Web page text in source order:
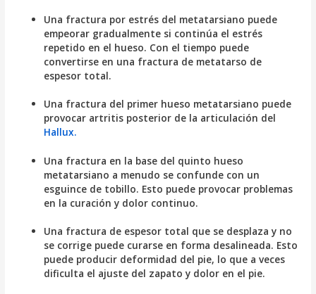
Una fractura por estrés del metatarsiano puede
empeorar gradualmente si continúa el estrés
repetido en el hueso. Con el tiempo puede
convertirse en una fractura de metatarso de
espesor total.
Una fractura del primer hueso metatarsiano puede
provocar artritis posterior de la articulación del
Hallux.
Una fractura en la base del quinto hueso
metatarsiano a menudo se confunde con un
esguince de tobillo. Esto puede provocar problemas
en la curación y dolor continuo.
Una fractura de espesor total que se desplaza y no
se corrige puede curarse en forma desalineada. Esto
puede producir deformidad del pie, lo que a veces
dificulta el ajuste del zapato y dolor en el pie.